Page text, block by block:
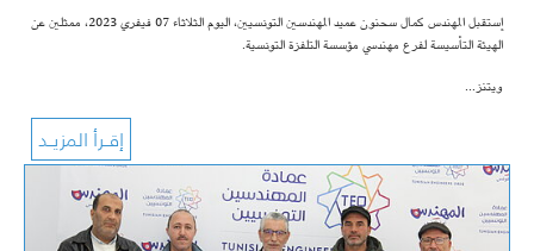
إستقبل المهندس كمال سحنون عميد المهندسين التونسيين، اليوم الثلاثاء 07 فيفري 2023، ممثلين عن
الهيئة التأسيسة لفرع مهندسي مؤسسة التلفزة التونسية.
ويتنز…